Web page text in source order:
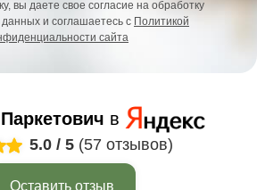
вы даете свое согласие на обработку
и соглашаетесь с Политикой
сайта
Паркетович в
5.0 / 5 (57 отзывов)
Оставить отзыв